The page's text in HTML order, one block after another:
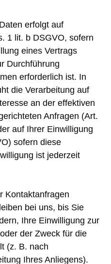
erfolgt auf
1 lit. b DSGVO, sofern
eines Vertrags
Durchführung
erforderlich ist. In
die Verarbeitung auf
an der effektiven
Anfragen (Art.
auf Ihrer Einwilligung
sofern diese
ist jederzeit
Kontaktanfragen
bei uns, bis Sie
Ihre Einwilligung zur
der Zweck für die
(z. B. nach
Ihres Anliegens).